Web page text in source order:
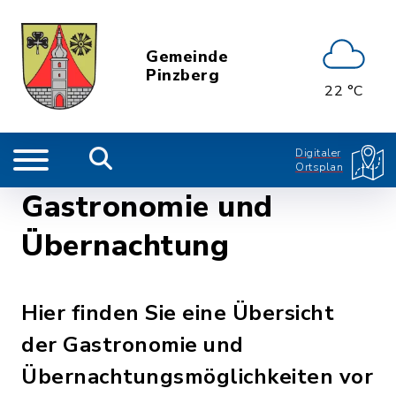
Gemeinde
Pinzberg
22 °C
Digitaler
Ortsplan
Gastronomie und
Übernachtung
Hier finden Sie eine Übersicht
der Gastronomie und
Übernachtungsmöglichkeiten vor